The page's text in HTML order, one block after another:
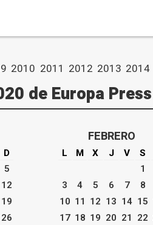
2010 2011 2012 2013 2014
de Europa Press
D
5
12
19
26
FEBRERO
L M X J V S
1
3
4 5 6 7 8
10 11 12 13 14 15
17 18 19 20 21 22